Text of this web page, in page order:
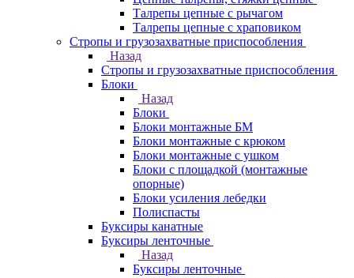
Талрепы цепные с рычагом
Талрепы цепные с храповиком
Стропы и грузозахватные приспособления
Назад
Стропы и грузозахватные приспособления
Блоки
Назад
Блоки
Блоки монтажные БМ
Блоки монтажные с крюком
Блоки монтажные с ушком
Блоки с площадкой (монтажные
опорные)
Блоки усиления лебедки
Полиспасты
Буксиры канатные
Буксиры ленточные
Назад
Буксиры ленточные